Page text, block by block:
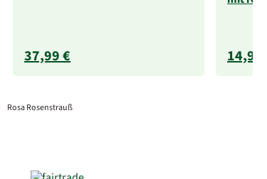
37,99 € 14,99 €
Rosa Rosenstrauß